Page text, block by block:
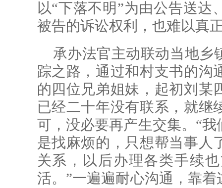
以“下落不明”为由公告送
被告的诉讼权利，也难以真
承办法官主动联动当地乡
踪之路，通过和村支书的沟
的四位兄弟姐妹，起初刘某
已经二十年没有联系，就继
可，没必要再产生交集。“
是找麻烦的，只想帮当事人
关系，以后办理各类手续
活。”一遍遍耐心沟通，靠